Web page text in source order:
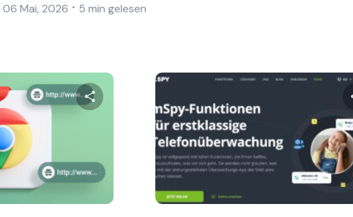
06 Mai, 2026 5 min gelesen
Diesen Artikel teilen
Facebook Link kopieren